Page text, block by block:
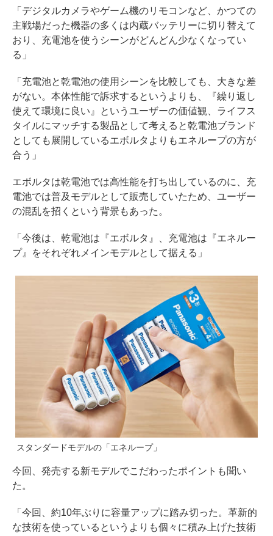
「デジタルカメラやゲーム機のリモコンなど、かつての
主戦場だった機器の多くは内蔵バッテリーに切り替えて
おり、充電池を使うシーンがどんどん少なくなってい
る」
「充電池と乾電池の使用シーンを比較しても、大きな差
がない。本体性能で訴求するというよりも、『繰り返し
使えて環境に良い』というユーザーの価値観、ライフス
タイルにマッチする製品として考えると乾電池ブランド
としても展開しているエボルタよりもエネループの方が
合う」
エボルタは乾電池では高性能を打ち出しているのに、充
電池では普及モデルとして販売していたため、ユーザー
の混乱を招くという背景もあった。
「今後は、乾電池は『エボルタ』、充電池は『エネルー
プ』をそれぞれメインモデルとして据える」
スタンダードモデルの「エネループ」
今回、発売する新モデルでこだわったポイントも聞い
た。
「今回、約10年ぶりに容量アップに踏み切った。革新的
な技術を使っているというよりも個々に積み上げた技術